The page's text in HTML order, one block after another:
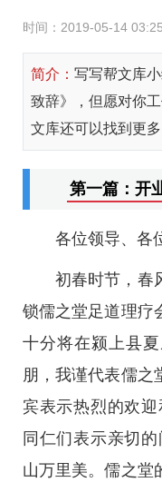
时间：2019-05-14
简介： 写写帮文库
致辞》，但愿对你
文库还可以找到更多
第一篇：开
各位领导、各
初春时节，春
锁儒之堂足道理疗
十分将在颍上县
朋，我谨代表儒之
宾表示热烈的欢
同仁们表示亲切
山万里美。儒之堂